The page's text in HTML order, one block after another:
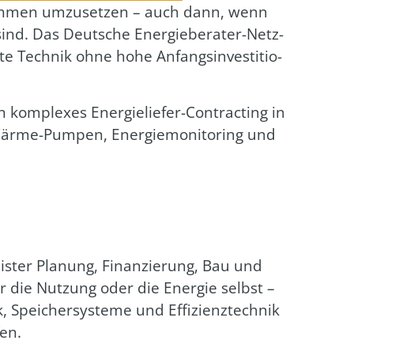
umzu­set­zen – auch dann, wenn
Das Deut­sche Ener­gie­be­ra­ter-Netz­
Tech­nik ohne hohe Anfangs­in­ves­ti­tio­
kom­ple­xes Ener­gie­lie­fer-Con­trac­ting in
Pum­pen, Ener­gie­mo­ni­to­ring und
Pla­nung, Finan­zie­rung, Bau und
Nut­zung oder die Ener­gie selbst –
Spei­cher­sys­te­me und Effi­zi­enz­tech­nik